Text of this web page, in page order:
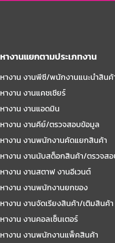
หางานแยกตามประเภทงาน
หางาน งานพีซี/พนักงานแนะนําสินค้
หางาน งานแคชเชียร์
หางาน งานแอดมิน
หางาน งานคีย์/ตรวจสอบข้อมูล
หางาน งานพนักงานคัดแยกสินค้า
หางาน งานนับสต็อกสินค้า/ตรวจส
หางาน งานสตาฟ งานอีเวนต์
หางาน งานพนักงานยกของ
หางาน งานจัดเรียงสินค้า/เติมสินค้า
หางาน งานคอลเซ็นเตอร์
หางาน งานพนักงานแพ็คสินค้า